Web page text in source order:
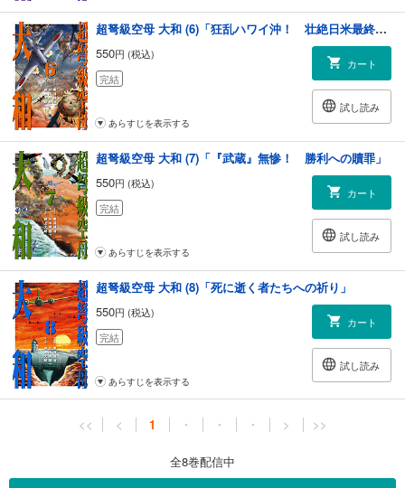
超弩級空母 大和 (6)「狂乱ハワイ沖！ 壮絶日米最終戦争」
550円 (税込)
完結
カート
試し読み
あらすじを表示する
超弩級空母 大和 (7)「『武蔵』無惨！ 勝利への贖罪」
550円 (税込)
完結
カート
試し読み
あらすじを表示する
超弩級空母 大和 (8)「死に逝く者たちへの祈り」
550円 (税込)
完結
カート
試し読み
あらすじを表示する
<< < 1 ・ ・ ・ > >>
全8巻配信中